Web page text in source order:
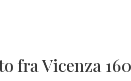
fra Vicenza